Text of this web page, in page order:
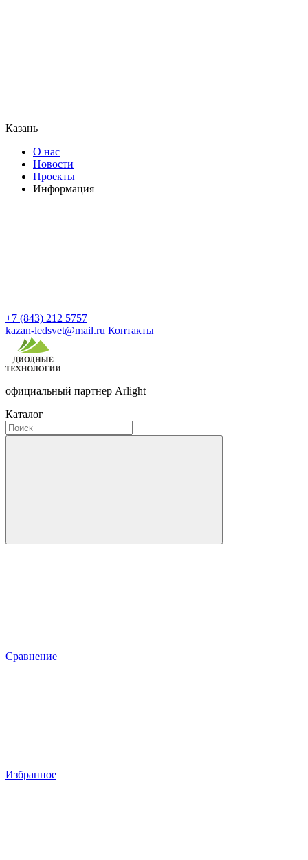
Казань
О нас
Новости
Проекты
Информация
+7 (843) 212 5757
kazan-ledsvet@mail.ru Контакты
официальный партнер Arlight
Каталог
Сравнение
Избранное